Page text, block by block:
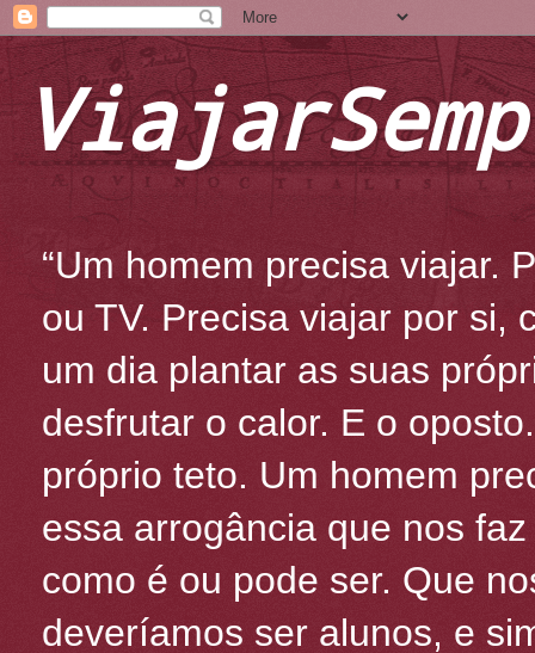
“Um homem precisa viajar.
ou TV. Precisa viajar por si,
um dia plantar as suas
desfrutar o calor. E o
próprio teto. Um homem
essa arrogância que nos
como é ou pode ser. Que
deveríamos ser alunos, e